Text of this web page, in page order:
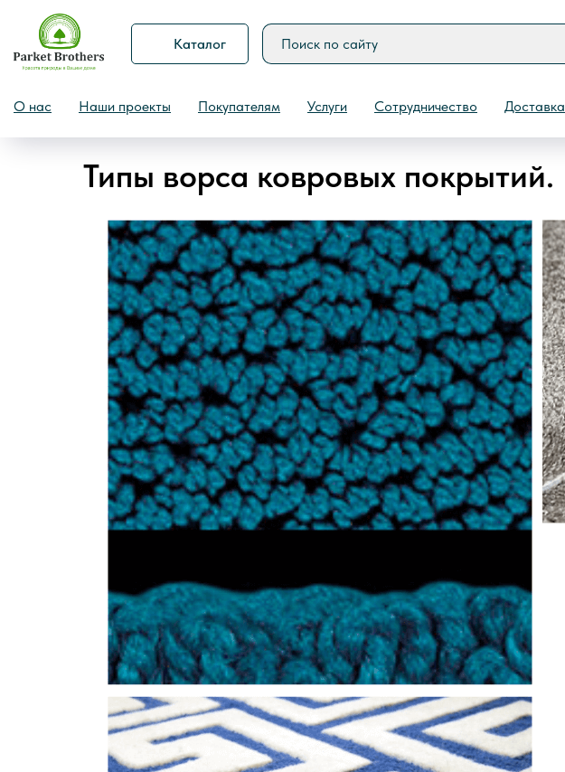
Каталог
О нас Наши проекты Покупателям Услуги Сотрудничество Доставка
Типы ворса ковровых покрытий.